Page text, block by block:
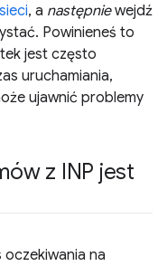
, a następniewejdź
Powinieneś to
jest często
uruchamiania,
ujawnić problemy
z INP jest
oczekiwania na